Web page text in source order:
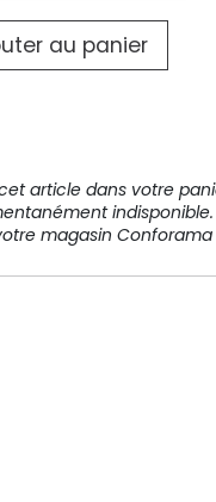
au panier
article dans votre
magasin Conforama